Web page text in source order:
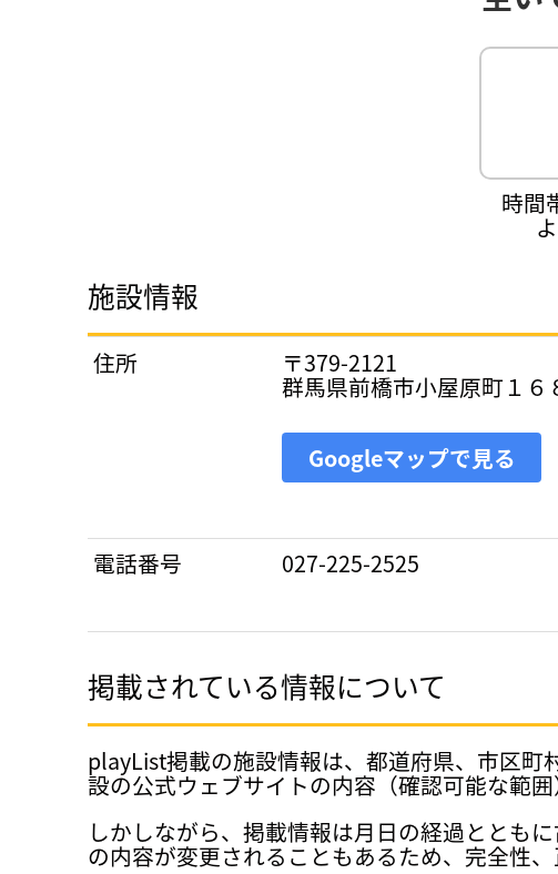
時間
施設情報
住所 〒379-2121
群馬県前橋市小屋原町１６
Googleマップで見る
電話番号 027-225-2525
掲載されている情報について
playList掲載の施設情報は、都道府県、市区町
設の公式ウェブサイトの内容（確認可能な範
しかしながら、掲載情報は月日の経過ととも
の内容が変更されることもあるため、完全性